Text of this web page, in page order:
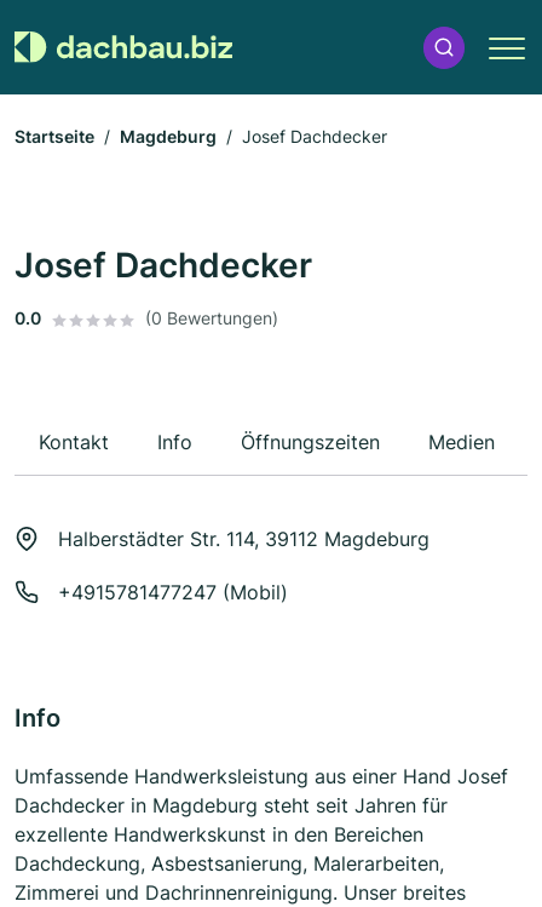
Startseite Magdeburg Josef Dachdecker
Josef Dachdecker
0.0 (0 Bewertungen)
Kontakt Info Öffnungszeiten Medien
Halberstädter Str. 114, 39112 Magdeburg
+4915781477247 (Mobil)
Info
Umfassende Handwerksleistung aus einer Hand Josef
Dachdecker in Magdeburg steht seit Jahren für
exzellente Handwerkskunst in den Bereichen
Dachdeckung, Asbestsanierung, Malerarbeiten,
Zimmerei und Dachrinnenreinigung. Unser breites